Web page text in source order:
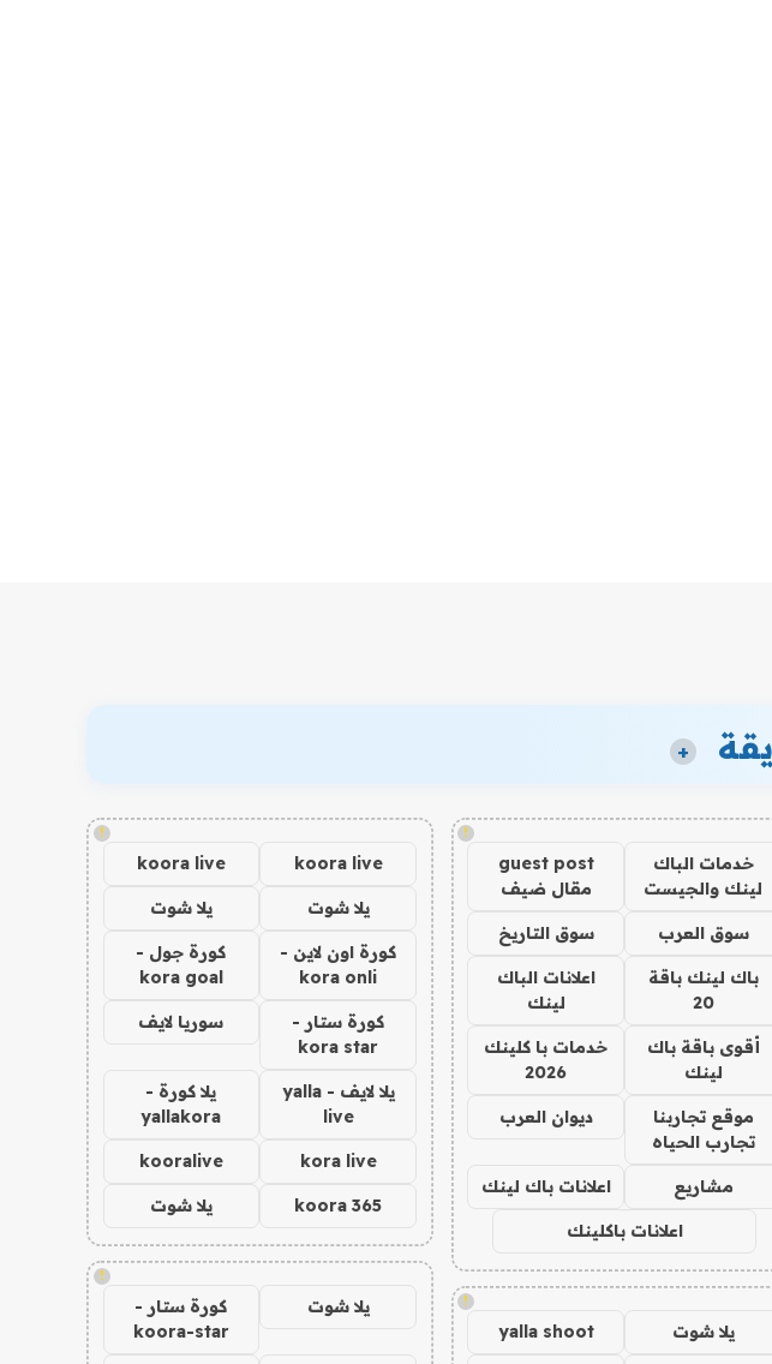
+
!
خدمات الباك
لينك والجيست
guest post
مقال ضيف
سوق العرب سوق التاريخ
باك لينك باقة
20
اعلانات الباك
لينك
أقوى باقة باك
لينك
خدمات با كلينك
2026
موقع تجاربنا
تجارب الحياه
ديوان العرب
مشاريع اعلانات باك لينك
اعلانات باكلينك
!
يلا شوت yalla shoot
!
koora live
koora live
يلا شوت يلا شوت
كورة اون لاين -
kora onli
كورة جول -
kora goal
كورة ستار -
kora star
سوريا لايف
يلا لايف - yalla
live
يلا كورة -
yallakora
kora live
kooralive
koora 365 يلا شوت
!
يلا شوت
كورة ستار -
koora-star